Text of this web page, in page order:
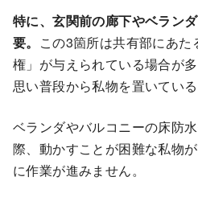
特に、玄関前の廊下やベラン
要。 この3箇所は共有部にあ
権」が与えられている場合が
思い普段から私物を置いている
ベランダやバルコニーの床防
際、動かすことが困難な私物
に作業が進みません。